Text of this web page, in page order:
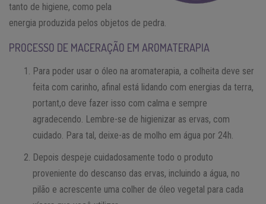
tanto de higiene, como pela
energia produzida pelos objetos de pedra.
PROCESSO DE MACERAÇÃO EM AROMATERAPIA
Para poder usar o óleo na aromaterapia, a colheita deve ser
feita com carinho, afinal está lidando com energias da terra,
portant,o deve fazer isso com calma e sempre
agradecendo. Lembre-se de higienizar as ervas, com
cuidado. Para tal, deixe-as de molho em água por 24h.
Depois despeje cuidadosamente todo o produto
proveniente do descanso das ervas, incluindo a água, no
pilão e acrescente uma colher de óleo vegetal para cada